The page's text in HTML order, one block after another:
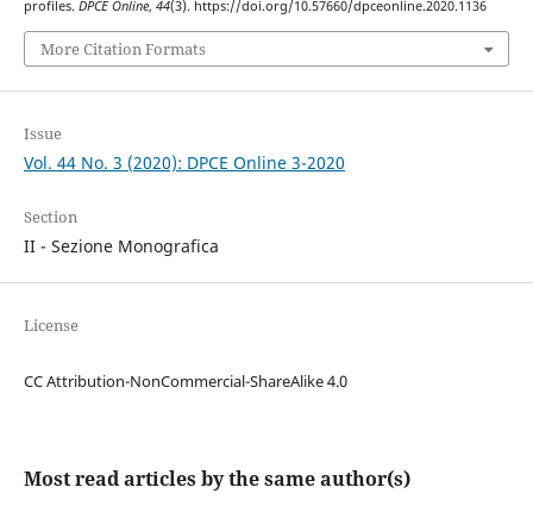
profiles. DPCE Online, 44(3). https://doi.org/10.57660/dpceonline.2020.1136
More Citation Formats
Issue
Vol. 44 No. 3 (2020): DPCE Online 3-2020
Section
II - Sezione Monografica
License
CC Attribution-NonCommercial-ShareAlike 4.0
Most read articles by the same author(s)